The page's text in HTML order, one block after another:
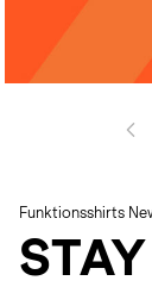
Funktionsshirts